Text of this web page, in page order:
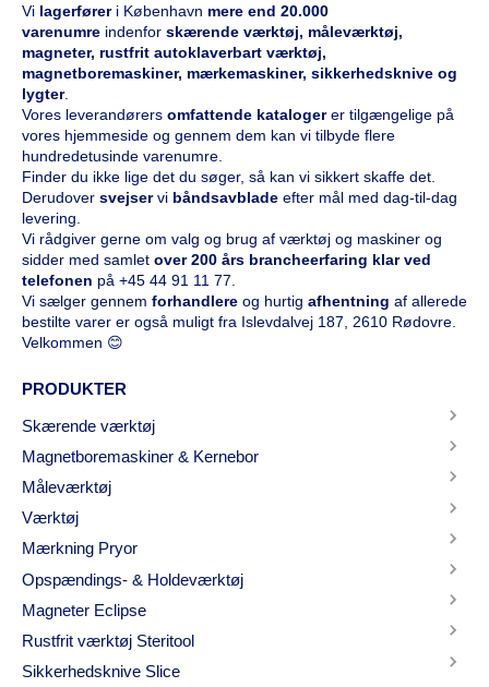
Vi lagerfører i København mere end 20.000
varenumre indenfor skærende værktøj, måleværktøj,
magneter, rustfrit autoklaverbart værktøj,
magnetboremaskiner, mærkemaskiner, sikkerhedsknive og
lygter.
Vores leverandørers omfattende katalogerer tilgængelige på
vores hjemmeside og gennem dem kan vi tilbyde flere
hundredetusinde varenumre.
Finder du ikke lige det du søger, så kan vi sikkert skaffe det.
Derudover svejservi båndsavblade efter mål med dag-til-dag
levering.
Vi rådgiver gerne om valg og brug af værktøj og maskiner og
sidder med samlet over 200 års brancheerfaring klar ved
telefonen på +45 44 91 11 77
Vi sælger gennem forhandlere og hurtig afhentning af allerede
bestilte varer er også muligt fra Islevdalvej 187, 2610 Rødovre.
Velkommen 😊
PRODUKTER
Skærende værktøj
Magnetboremaskiner & Kernebor
Måleværktøj
Værktøj
Mærkning Pryor
Opspændings- & Holdeværktøj
Magneter Eclipse
Rustfrit værktøj Steritool
Sikkerhedsknive Slice